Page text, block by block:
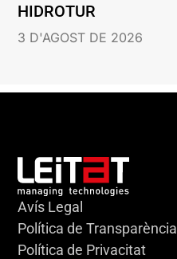
HIDROTUR
3 D'AGOST DE 2026
Avís Legal
Política de Transparència
Política de Privacitat